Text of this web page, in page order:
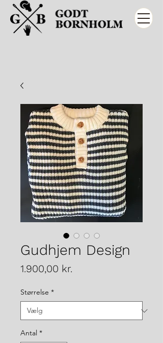
Gudhjem Design
1.900,00 kr.
Størrelse *
Antal *